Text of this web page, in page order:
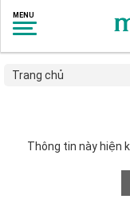
Trang chủ
Thông tin này hiện